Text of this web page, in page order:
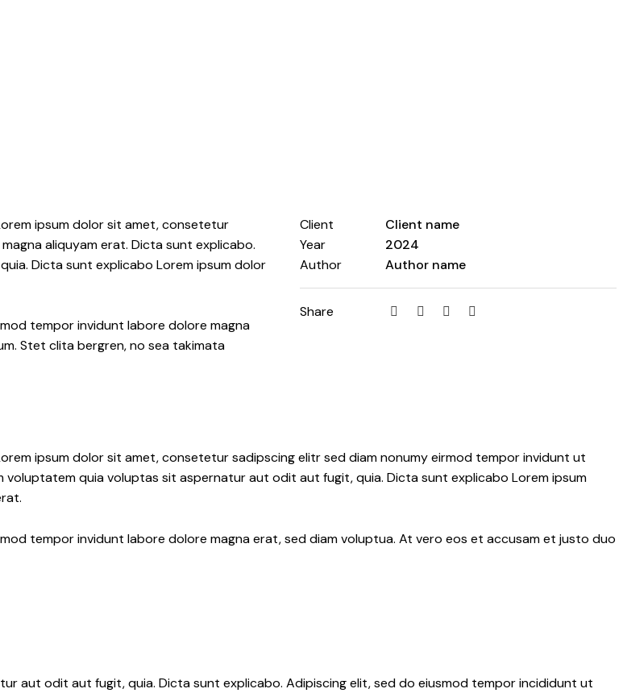
ipsum dolor sit amet, consetetur
aliquyam erat. Dicta sunt explicabo.
Dicta sunt explicabo Lorem ipsum dolor
tempor invidunt labore dolore magna
Stet clita bergren, no sea takimata
Client
Client name
Year
2024
Author
Author name
Share TwitterFacebookShare-Copy
ipsum dolor sit amet, consetetur sadipscing elitr sed diam nonumy eirmod tempor invidunt ut
quia voluptas sit aspernatur aut odit aut fugit, quia. Dicta sunt explicabo Lorem ipsum
tempor invidunt labore dolore magna erat, sed diam voluptua. At vero eos et accusam et justo duo
aut odit aut fugit, quia. Dicta sunt explicabo. Adipiscing elit, sed do eiusmod tempor incididunt ut